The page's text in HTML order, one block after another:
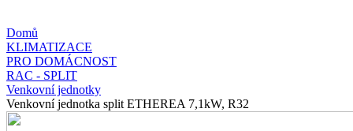
Domů
KLIMATIZACE
PRO DOMÁCNOST
RAC - SPLIT
Venkovní jednotky
Venkovní jednotka split ETHEREA 7,1kW, R32